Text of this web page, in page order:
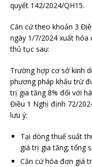
quyết 142/2024/QH15.
Căn cứ theo khoản 3
ngày 1/7/2024 xuất hóa
thủ tục sau:
Trường hợp cơ sở kinh
phương pháp khấu trừ
trị gia tăng 8% đối với
Điều 1 Nghị định 72/
lưu ý:
Tại dòng thuế suất
giá trị gia tăng; tổng
Căn cứ hóa đơn giá